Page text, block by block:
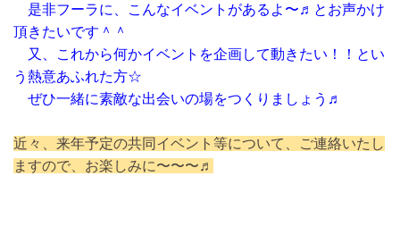
是非フーラに、こんなイベントがあるよ〜♬とお声かけ
頂きたいです＾＾
又、これから何かイベントを企画して動きたい！！とい
う熱意あふれた方☆
ぜひ一緒に素敵な出会いの場をつくりましょう♬
近々、来年予定の共同イベント等について、ご連絡いたし
ますので、お楽しみに〜〜〜♬